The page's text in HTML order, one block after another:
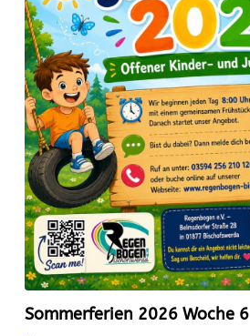
Sommerferien 2026 Woche 6